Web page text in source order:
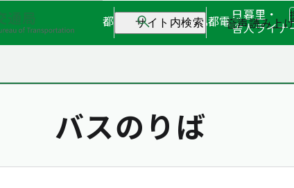
サイト内検索 音声読み上
都営地下鉄 都営バス都電日暮里・
舎人ライナ
バスのりば